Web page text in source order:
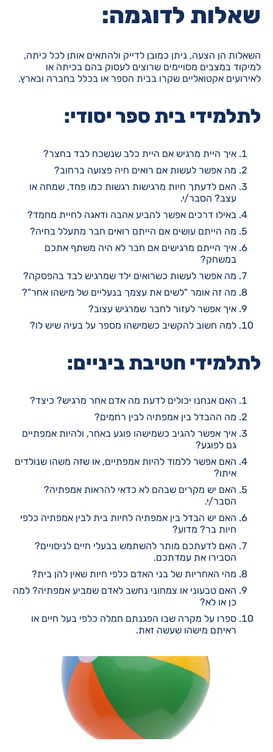
שאלות לדוגמה:
השאלות הן הצעה, ניתן כמובן לדייק ולהתאים אותן לכל כיתה,
למיקוד במצבים מסויימים שרוצים לעסוק בהם בכיתה או
לאירועים אקטואליים שקרו בבית הספר או בכלל בחברה ובארץ.
לתלמידי בית ספר יסודי:
איך היית מרגיש אם היית כלב שנשכח לבד בחצר?
מה אפשר לעשות אם רואים חיה פצועה ברחוב?
האם לדעתך חיות מרגישות רגשות כמו פחד, שמחה או
עצב? הסבר/י.
באילו דרכים אפשר להביע אהבה ודאגה לחיית מחמד?
מה הייתם עושים אם הייתם רואים חבר מתעלל בחיה?
איך הייתם מרגישים אם חבר לא היה משתף אתכם
במשחק?
מה אפשר לעשות כשרואים ילד שמרגיש לבד בהפסקה?
מה זה אומר "לשים את עצמך בנעליים של מישהו אחר"?
איך אפשר לעזור לחבר שמרגיש עצוב?
למה חשוב להקשיב כשמישהו מספר על בעיה שיש לו?
לתלמידי חטיבת ביניים:
האם אנחנו יכולים לדעת מה אדם אחר מרגיש? כיצד?
מה ההבדל בין אמפתיה לבין רחמים?
איך אפשר להגיב כשמישהו פוגע באחר, ולהיות אמפתיים
גם לפוגע?
האם אפשר ללמוד להיות אמפתיים, או שזה משהו שנולדים
איתו?
האם יש מקרים שבהם לא כדאי להראות אמפתיה?
הסבר/י.
האם יש הבדל בין אמפתיה לחיות בית לבין אמפתיה כלפי
חיות בר? מדוע?
האם לדעתכם מותר להשתמש בבעלי חיים לניסויים?
הסבירו את עמדתכם.
מהי האחריות של בני האדם כלפי חיות שאין להן בית?
האם טבעוני או צמחוני נחשב לאדם שמביע אמפתיה? למה
כן או לא?
ספרו על מקרה שבו הפגנתם חמלה כלפי בעל חיים או
ראיתם מישהו שעשה זאת.